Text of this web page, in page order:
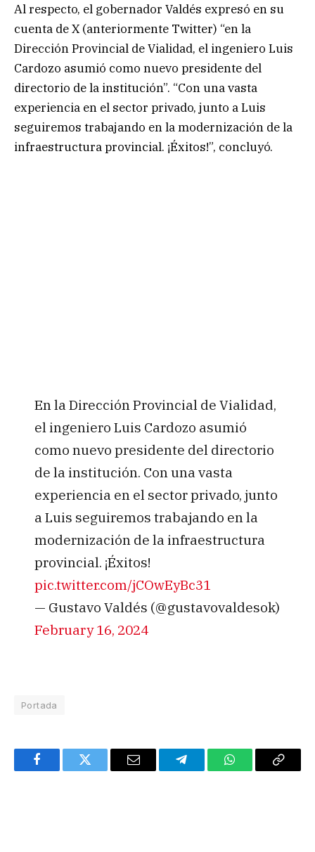
Al respecto, el gobernador Valdés expresó en su
cuenta de X (anteriormente Twitter) “en la
Dirección Provincial de Vialidad, el ingeniero Luis
Cardozo asumió como nuevo presidente del
directorio de la institución”. “Con una vasta
experiencia en el sector privado, junto a Luis
seguiremos trabajando en la modernización de la
infraestructura provincial. ¡Éxitos!”, concluyó.
En la Dirección Provincial de Vialidad,
el ingeniero Luis Cardozo asumió
como nuevo presidente del directorio
de la institución. Con una vasta
experiencia en el sector privado, junto
a Luis seguiremos trabajando en la
modernización de la infraestructura
provincial. ¡Éxitos!
pic.twitter.com/jCOwEyBc31
— Gustavo Valdés (@gustavovaldesok)
February 16, 2024
Portada
FacebookTwitter Email TelegramWhatsAppCopy